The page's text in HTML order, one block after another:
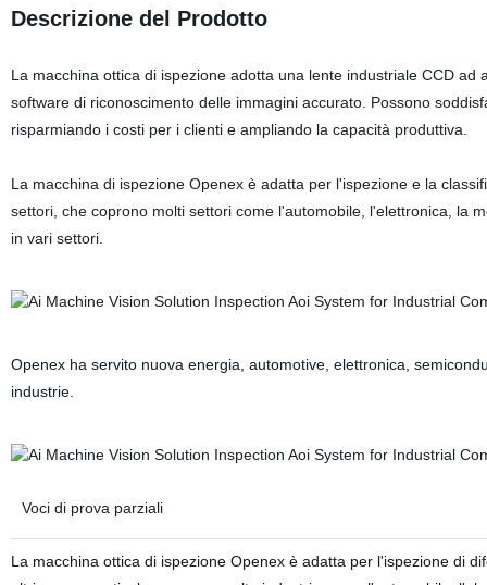
Descrizione del Prodotto
La macchina ottica di ispezione adotta una lente industriale CCD
software di riconoscimento delle immagini accurato. Possono
risparmiando i costi per i clienti e ampliando la capacità produttiva.
La macchina di ispezione Openex è adatta per l'ispezione e la
settori, che coprono molti settori come l'automobile, l'elettronica, la
in vari settori.
Openex ha servito nuova energia, automotive, elettronica,
industrie.
Voci di prova parziali
La macchina ottica di ispezione Openex è adatta per l'ispezione di